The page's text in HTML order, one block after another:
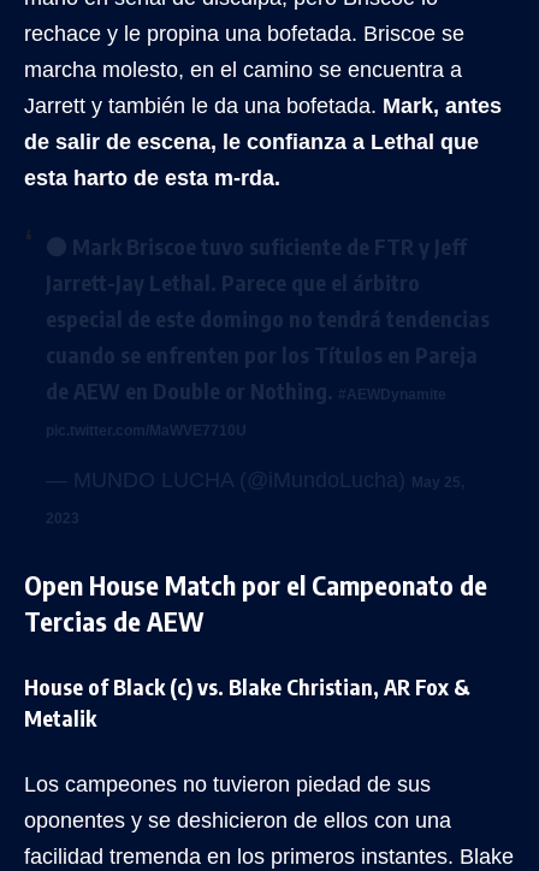
rechace y le propina una bofetada. Briscoe se
marcha molesto, en el camino se encuentra a
Jarrett y también le da una bofetada. Mark, antes
de salir de escena, le confianza a Lethal que
esta harto de esta m-rda.
⚫️ Mark Briscoe tuvo suficiente de FTR y Jeff
Jarrett-Jay Lethal. Parece que el árbitro
especial de este domingo no tendrá tendencias
cuando se enfrenten por los Títulos en Pareja
de AEW en Double or Nothing. #AEWDynamite
pic.twitter.com/MaWVE7710U
— MUNDO LUCHA (@iMundoLucha) May 25,
2023
Open House Match por el Campeonato de
Tercias de AEW
House of Black (c) vs. Blake Christian, AR Fox &
Metalik
Los campeones no tuvieron piedad de sus
oponentes y se deshicieron de ellos con una
facilidad tremenda en los primeros instantes. Blake